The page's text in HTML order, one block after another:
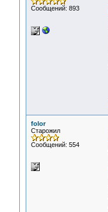
Сообщений: 893
folor
Старожил
Сообщений: 554